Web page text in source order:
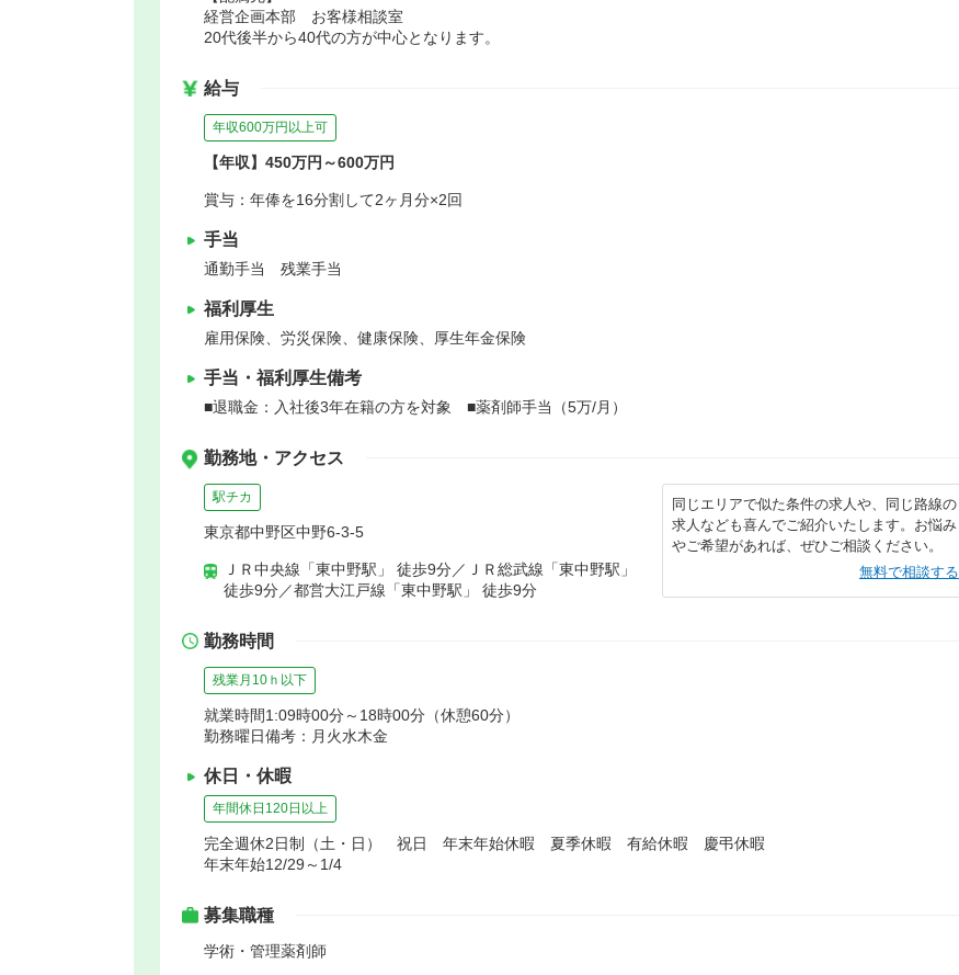
経営企画本部 お客様相談室
20代後半から40代の方が中心となります。
給与
年収600万円以上可
【年収】450万円～600万円
賞与：年俸を16分割して2ヶ月分×2回
手当
通勤手当 残業手当
福利厚生
雇用保険、労災保険、健康保険、厚生年金保険
手当・福利厚生備考
■退職金：入社後3年在籍の方を対象 ■薬剤師手当（5万/月）
勤務地・アクセス
駅チカ
東京都中野区中野6-3-5
ＪＲ中央線「東中野駅」 徒歩9分／ＪＲ総武線「東中野駅」
徒歩9分／都営大江戸線「東中野駅」 徒歩9分
同じエリアで似た条件の求人や、同じ路線の
求人なども喜んでご紹介いたします。お悩み
やご希望があれば、ぜひご相談ください。
無料で相談する
勤務時間
残業月10ｈ以下
就業時間1:09時00分～18時00分（休憩60分）
勤務曜日備考：月火水木金
休日・休暇
年間休日120日以上
完全週休2日制（土・日） 祝日 年末年始休暇 夏季休暇 有給休暇 慶弔休暇
年末年始12/29～1/4
募集職種
学術・管理薬剤師